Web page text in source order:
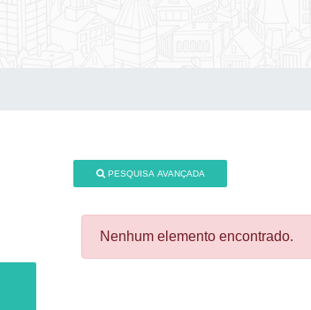
PESQUISA AVANÇADA
Nenhum elemento encontrado.